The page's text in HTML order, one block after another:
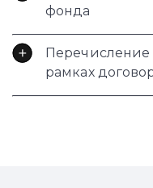
фонда
рамках